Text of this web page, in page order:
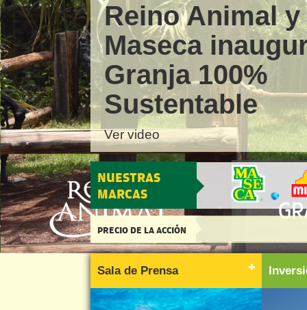
Reino Animal y
Maseca
Granja 100%
Sustentable
Ver video
NUESTRAS
MARCAS
PRECIO DE LA ACCIÓN
Sala de Prensa